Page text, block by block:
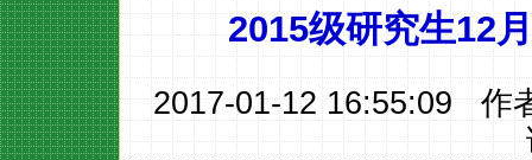
2015级研究生12
2017-01-12 16:55:09 作